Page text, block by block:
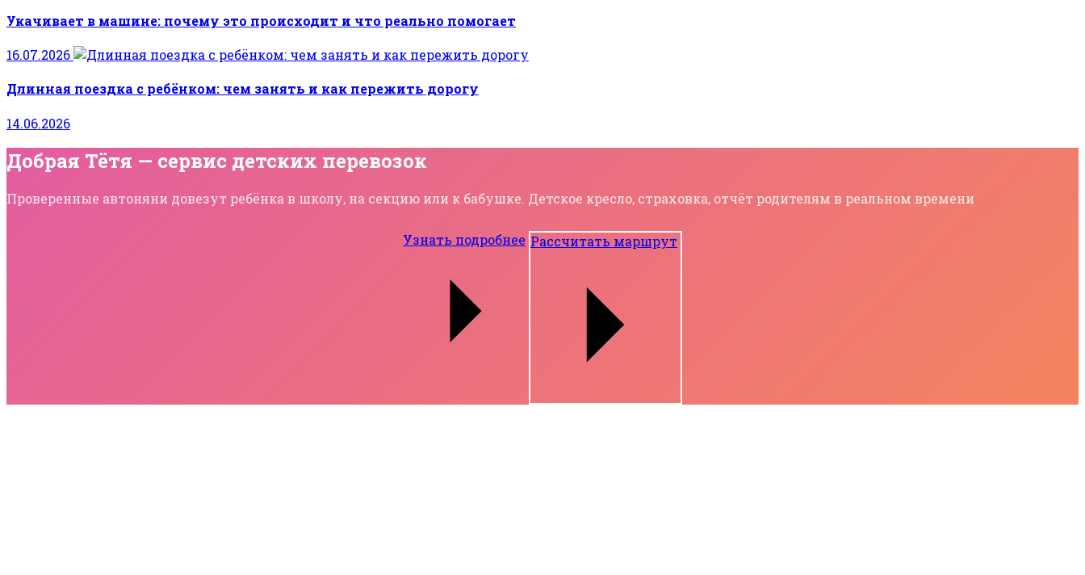
Укачивает в машине: почему это происходит и что реально помогает
16.07.2026
Длинная поездка с ребёнком: чем занять и как пережить дорогу
14.06.2026
Добрая Тётя — сервис детских перевозок
Проверенные автоняни довезут ребёнка в школу, на секцию или к бабушке. Детское кресло, страховка, отчёт родителям в реальном времени
Узнать подробнее Рассчитать маршрут